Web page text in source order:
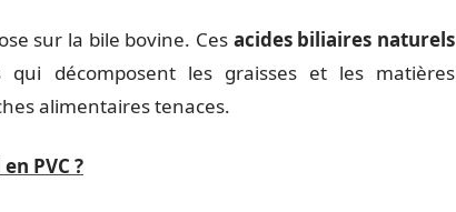
sur la bile bovine. Ces acides biliaires naturels
qui décomposent les graisses et les matières
alimentaires tenaces.
PVC ?